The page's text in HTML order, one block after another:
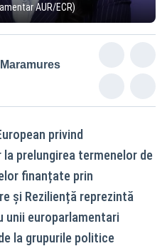
AUR/ECR)
privind
prelungirea termenelor de
finanțate prin
și Reziliență reprezintă
unii europarlamentari
la grupurile politice